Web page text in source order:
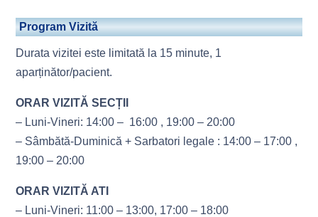
Program Vizită
Durata vizitei este limitată la 15 minute, 1
aparținător/pacient.
ORAR VIZITĂ SECȚII
– Luni-Vineri: 14:00 – 16:00 , 19:00 – 20:00
– Sâmbătă-Duminică + Sarbatori legale : 14:00 – 17:00 ,
19:00 – 20:00
ORAR VIZITĂ ATI
– Luni-Vineri: 11:00 – 13:00, 17:00 – 18:00